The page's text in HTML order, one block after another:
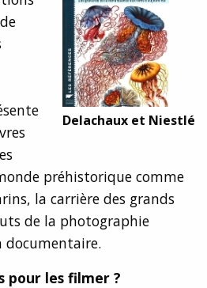
Delachaux et Niestlé
préhistorique comme
la carrière des grands
de la photographie
pour les filmer ?